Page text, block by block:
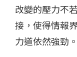
改變的壓力不
接，使得情報
力道依然強勁。